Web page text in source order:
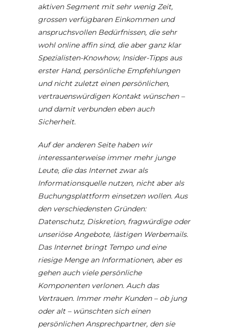
aktiven Segment mit sehr wenig Zeit,
grossen verfügbaren Einkommen und
anspruchsvollen Bedürfnissen, die sehr
wohl online affin sind, die aber ganz klar
Spezialisten-Knowhow, Insider-Tipps aus
erster Hand, persönliche Empfehlungen
und nicht zuletzt einen persönlichen,
vertrauenswürdigen Kontakt wünschen –
und damit verbunden eben auch
Sicherheit.
Auf der anderen Seite haben wir
interessanterweise immer mehr junge
Leute, die das Internet zwar als
Informationsquelle nutzen, nicht aber als
Buchungsplattform einsetzen wollen. Aus
den verschiedensten Gründen:
Datenschutz, Diskretion, fragwürdige oder
unseriöse Angebote, lästigen Werbemails.
Das Internet bringt Tempo und eine
riesige Menge an Informationen, aber es
gehen auch viele persönliche
Komponenten verlonen. Auch das
Vertrauen. Immer mehr Kunden – ob jung
oder alt – wünschten sich einen
persönlichen Ansprechpartner, den sie